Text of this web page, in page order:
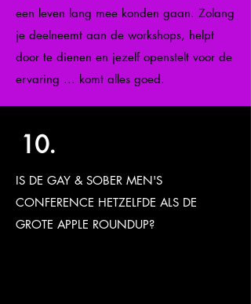
een leven lang mee konden gaan. Zolang
je deelneemt aan de workshops, helpt
door te dienen en jezelf openstelt voor de
ervaring ... komt alles goed.
10.
IS DE GAY & SOBER MEN'S
CONFERENCE HETZELFDE ALS DE
GROTE APPLE ROUNDUP?